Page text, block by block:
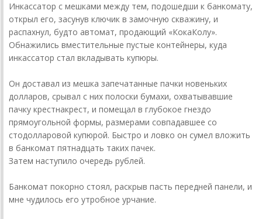
Инкассатор с мешками между тем, подошедши к банкомату,
открыл его, засунув ключик в замочную скважину, и
распахнул, будто автомат, продающий «Кока­Колу».
Обнажились вместительные пустые контейнеры, куда
инкассатор стал вкладывать купюры.
Он доставал из мешка запечатанные пачки новеньких
долларов, срывал с них полоски бумахи, охватывавшие
пачку крест­накрест, и помещал в глубокое гнездо
прямоугольной формы, размерами совпадавшее со
стодолларовой купюрой. Быстро и ловко он сумел вложить
в банкомат пятнадцать таких пачек.
Затем наступило очередь рублей.
Банкомат покорно стоял, раскрыв пасть передней панели, и
мне чудилось его утробное урчание.